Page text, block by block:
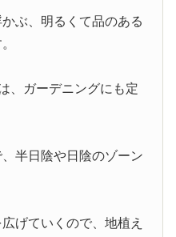
ぶ、明るくて品のある
、ガーデニングにも定
半日陰や日陰のゾーン
げていくので、地植え